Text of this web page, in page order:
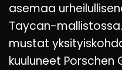
asemaa
Taycan-
mustat
kuuluneet Porschen